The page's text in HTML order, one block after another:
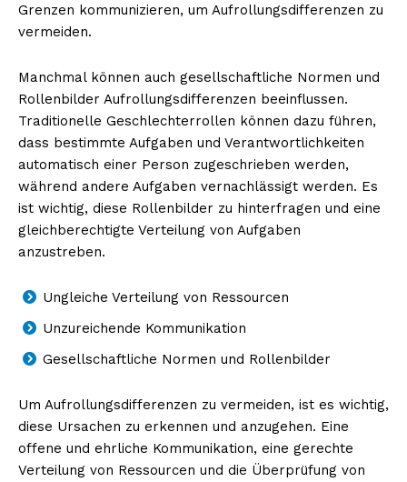
Grenzen kommunizieren, um Aufrollungsdifferenzen zu
vermeiden.
Manchmal können auch gesellschaftliche Normen und
Rollenbilder Aufrollungsdifferenzen beeinflussen.
Traditionelle Geschlechterrollen können dazu führen,
dass bestimmte Aufgaben und Verantwortlichkeiten
automatisch einer Person zugeschrieben werden,
während andere Aufgaben vernachlässigt werden. Es
ist wichtig, diese Rollenbilder zu hinterfragen und eine
gleichberechtigte Verteilung von Aufgaben
anzustreben.
Ungleiche Verteilung von Ressourcen
Unzureichende Kommunikation
Gesellschaftliche Normen und Rollenbilder
Um Aufrollungsdifferenzen zu vermeiden, ist es wichtig,
diese Ursachen zu erkennen und anzugehen. Eine
offene und ehrliche Kommunikation, eine gerechte
Verteilung von Ressourcen und die Überprüfung von